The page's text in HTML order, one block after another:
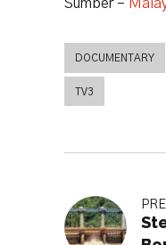
Sumber –
DOCUMENTARY
TV3